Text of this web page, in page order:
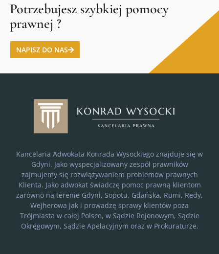
Potrzebujesz szybkiej pomocy
prawnej ?
NAPISZ DO NAS
Kancelaria Adwokata Konrada Wysockiego znajduje się w
Gdyni. Jako wyspecjalizowany zespół prawników
zajmujemy się rozwiązywaniem problemów prawnych
Klienta. Jako adwokat świadczę pomoc prawną klientom
zarówno na terenie Gdyni, Sopotu, Gdańska, Rumi, Redy,
Wejherowa jak i prowadzę sprawy klientów poza
Trójmiasta w całej Polsce, w Sądzie Rejonowym, Sądzie
Okręgowym, Sądzie Apelacyjnym oraz w Prokuraturze.